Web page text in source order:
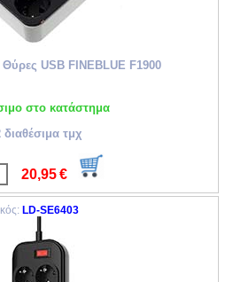
USB FINEBLUE F1900
στο κατάστημα
διαθέσιμα τμχ
20,95€
LD-SE6403